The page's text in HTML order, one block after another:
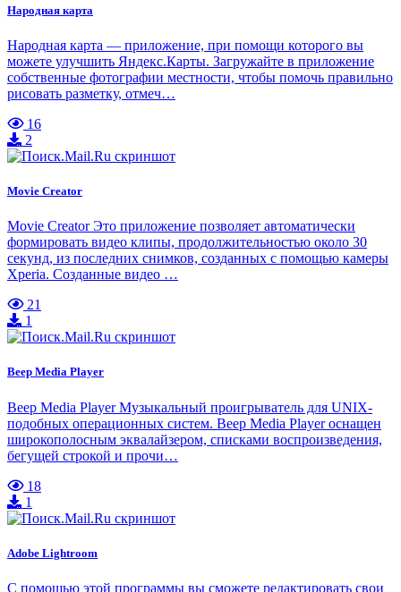
Народная карта
Народная карта — приложение, при помощи которого вы
можете улучшить Яндекс.Карты. Загружайте в приложение
собственные фотографии местности, чтобы помочь правильно
рисовать разметку, отмеч…
16
2
Movie Creator
Movie Creator Это приложение позволяет автоматически
формировать видео клипы, продолжительностью около 30
секунд, из последних снимков, созданных с помощью камеры
Xperia. Созданные видео …
21
1
Beep Media Player
Beep Media Player Музыкальный проигрыватель для UNIX-
подобных операционных систем. Beep Media Player оснащен
широкополосным эквалайзером, списками воспроизведения,
бегущей строкой и прочи…
18
1
Adobe Lightroom
С помощью этой программы вы сможете редактировать свои